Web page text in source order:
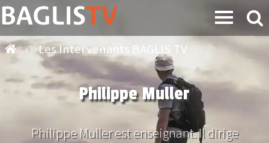
› Les Intervenants BAGLIS TV
Philippe Muller
Philippe Muller est enseignant. Il dirige